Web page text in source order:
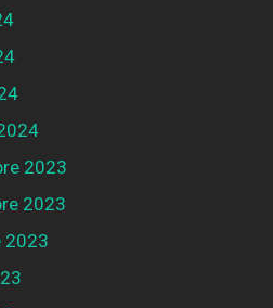
2023
2023
2023